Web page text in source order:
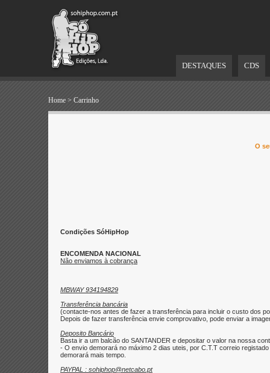
DESTAQUES CDS
Home > Carrinho
O
Condições SóHipHop
ENCOMENDA NACIONAL
Não enviamos à cobrança
MBWAY 934194829
Transferência bancária
(contacte-nos antes de fazer a transferência para incluir o custo dos
Depois de fazer transferência envie comprovativo, pode enviar a
Deposito Bancário
Basta ir a um balcão do SANTANDER e depositar o valor na nossa
- O envio demorará no máximo 2 dias uteis, por C.T.T correio
demorará mais tempo.
PAYPAL : sohiphop@netcabo.pt